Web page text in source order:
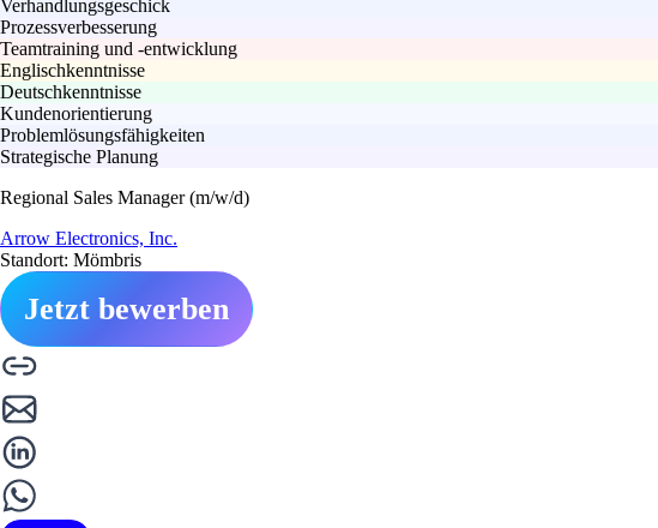
Verhandlungsgeschick
Prozessverbesserung
Teamtraining und -entwicklung
Englischkenntnisse
Deutschkenntnisse
Kundenorientierung
Problemlösungsfähigkeiten
Strategische Planung
Regional Sales Manager (m/w/d)
Arrow Electronics, Inc.
Standort: Mömbris
Jetzt bewerben